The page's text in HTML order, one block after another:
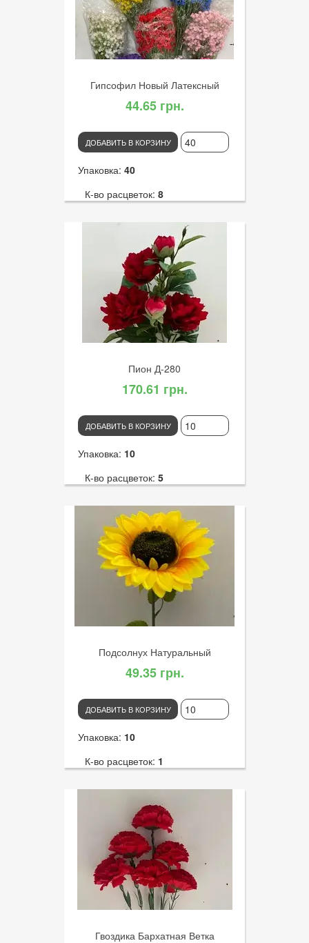
Диаметр цветка:19
Гипсофил Новый Латексный
44.65 грн.
ДОБАВИТЬ В КОРЗИНУ
Упаковка: 40
К-во расцветок: 8
3066
Диаметр цветка:5
Пион Д-280
170.61 грн.
ДОБАВИТЬ В КОРЗИНУ
Упаковка: 10
К-во расцветок: 5
К-во голов:5
Артикул:3137
Диаметр цветка:14
Подсолнух Натуральный
49.35 грн.
ДОБАВИТЬ В КОРЗИНУ
Упаковка: 10
К-во расцветок: 1
К-во голов:1
Артикул:2654
Диаметр цветка:19
Гвоздика Бархатная Ветка